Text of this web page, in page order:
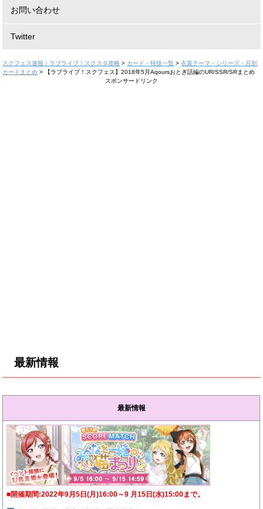
お問い合わせ
Twitter
スクフェス速報｜ラブライブ！スクスタ攻略 > カード・特技一覧 >衣装テーマ・シリーズ・月別
カードまとめ >
【ラブライブ！スクフェス】2018年5月Aqoursおとぎ話編のUR/SSR/SRまとめ
スポンサードリンク
最新情報
最新情報
■開催期間:2022年9月5日(月)16:00～9 月15日(水)15:00まで。